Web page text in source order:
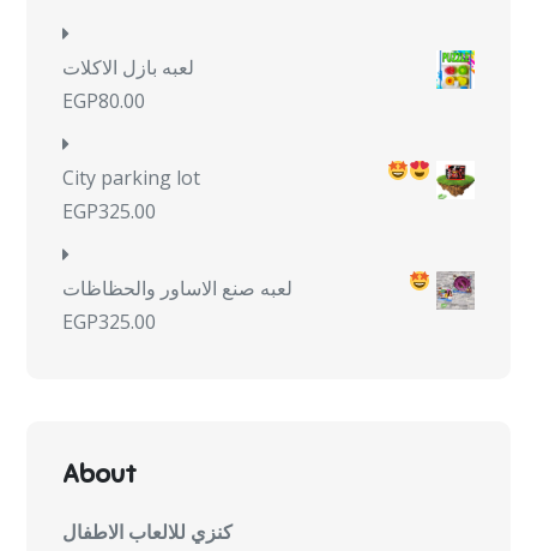
لعبه بازل الاكلات
EGP80.00
City parking lot
EGP325.00
لعبه صنع الاساور والحظاظات
EGP325.00
About
كنزي للالعاب الاطفال